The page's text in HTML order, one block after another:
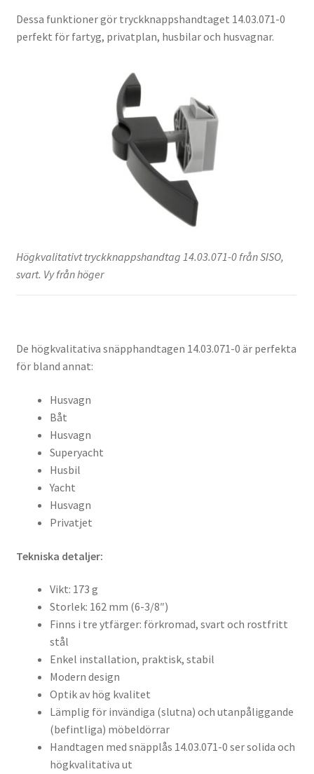
Dessa funktioner gör tryckknappshandtaget 14.03.071-0
perfekt för fartyg, privatplan, husbilar och husvagnar.
Högkvalitativt tryckknappshandtag 14.03.071-0 från SISO,
svart. Vy från höger
De högkvalitativa snäpphandtagen 14.03.071-0 är perfekta
för bland annat:
Husvagn
Båt
Husvagn
Superyacht
Husbil
Yacht
Husvagn
Privatjet
Tekniska detaljer:
Vikt: 173 g
Storlek: 162 mm (6-3/8″)
Finns i tre ytfärger: förkromad, svart och rostfritt
stål
Enkel installation, praktisk, stabil
Modern design
Optik av hög kvalitet
Lämplig för invändiga (slutna) och utanpåliggande
(befintliga) möbeldörrar
Handtagen med snäpplås 14.03.071-0 ser solida och
högkvalitativa ut